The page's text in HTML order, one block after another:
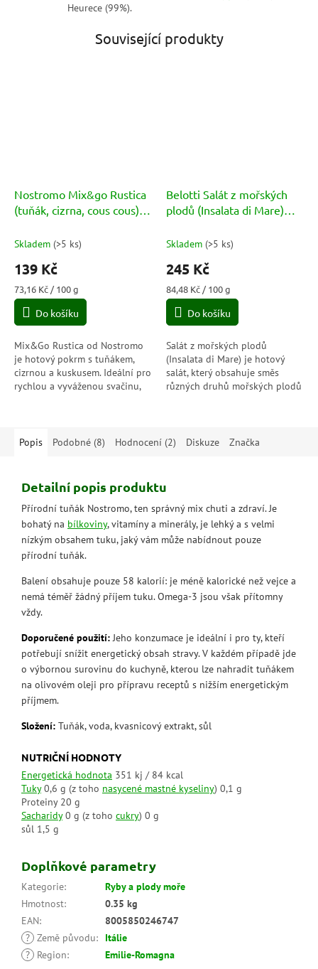
Heurece (99%).
Související produkty
Nostromo Mix&go Rustica
(tuňák, cizrna, cous cous)
Skladem (>5 ks)
139 Kč
Měrná
cena:
73,16 Kč / 100 g
Do košíku
Mix&Go Rustica od Nostromo
je hotový pokrm s tuňákem,
cizrnou a kuskusem. Ideální pro
rychlou a vyváženou svačinu,
Belotti Salát z mořských
plodů (Insalata di Mare)
Skladem (>5 ks)
245 Kč
Měrná
cena:
84,48 Kč / 100 g
Do košíku
Salát z mořských plodů
(Insalata di Mare) je hotový
salát, který obsahuje směs
různých druhů mořských plodů
Popis
Podobné (8) Hodnocení (2) Diskuze Značka
Detailní popis produktu
Přírodní tuňák Nostromo, ten správný mix chuti a zdraví. Je
bohatý na bílkoviny, vitamíny a minerály, je lehký a s velmi
nízkým obsahem tuku, jaký vám může nabídnout pouze
přírodní tuňák.
Balení obsahuje pouze 58 kalorií: je méně kalorické než vejce a
nemá téměř žádný příjem tuku. Omega-3 jsou však přítomny
vždy.
Doporučené použití:Jeho konzumace je ideální i pro ty, kteří
potřebují snížit energetický obsah stravy. V každém případě jde
o výbornou surovinu do kuchyně, kterou lze nahradit tuňákem
na olivovém oleji pro přípravu receptů s nižším energetickým
příjmem.
Složení: Tuňák, voda, kvasnicový extrakt, sůl
NUTRIČNÍ HODNOTY
Energetická hodnota 351 kj / 84 kcal
Tuky 0,6 g (z toho nasycené mastné kyseliny) 0,1 g
Proteiny 20 g
Sacharidy 0 g (z toho cukry) 0 g
sůl 1,5 g
Doplňkové parametry
Kategorie:
Ryby a plody moře
Hmotnost:
0.35 kg
EAN:
8005850246747
? Země původu:
Itálie
?
Region: Emilie-Romagna